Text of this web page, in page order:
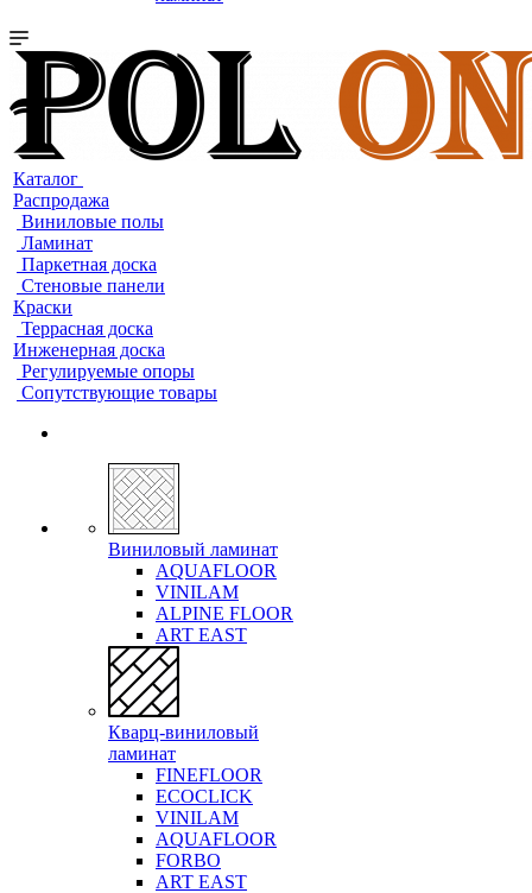
Каталог
Распродажа
Виниловые полы
Ламинат
Паркетная доска
Стеновые панели
Краски
Террасная доска
Инженерная доска
Регулируемые опоры
Сопутствующие товары
Виниловый ламинат
AQUAFLOOR
VINILAM
ALPINE FLOOR
ART EAST
Кварц-виниловый
ламинат
FINEFLOOR
ECOCLICK
VINILAM
AQUAFLOOR
FORBO
ART EAST